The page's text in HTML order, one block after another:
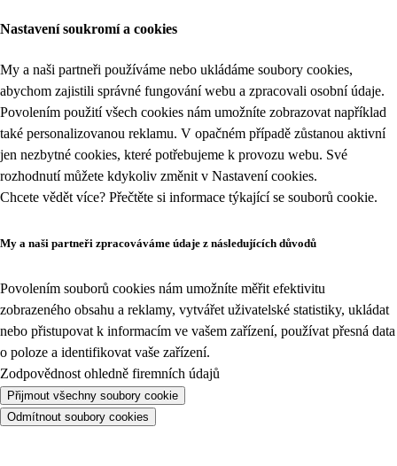
Nastavení soukromí a cookies
My a naši partneři používáme nebo ukládáme soubory cookies,
abychom zajistili správné fungování webu a zpracovali osobní údaje.
Povolením použití všech cookies nám umožníte zobrazovat například
také personalizovanou reklamu. V opačném případě zůstanou aktivní
jen nezbytné cookies, které potřebujeme k provozu webu. Své
rozhodnutí můžete kdykoliv změnit v Nastavení cookies.
Chcete vědět více? Přečtěte si informace týkající se souborů cookie.
My a naši partneři zpracováváme údaje z následujících důvodů
Povolením souborů cookies nám umožníte měřit efektivitu
zobrazeného obsahu a reklamy, vytvářet uživatelské statistiky, ukládat
nebo přistupovat k informacím ve vašem zařízení, používat přesná data
o poloze a identifikovat vaše zařízení.
Zodpovědnost ohledně firemních údajů
Přijmout všechny soubory cookie
Odmítnout soubory cookies